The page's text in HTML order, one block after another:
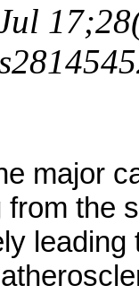
major
the